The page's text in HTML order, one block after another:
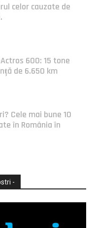
celor cauzate de
600: 15 tone
de 6.650 km
Cele mai bune 10
în România în
-